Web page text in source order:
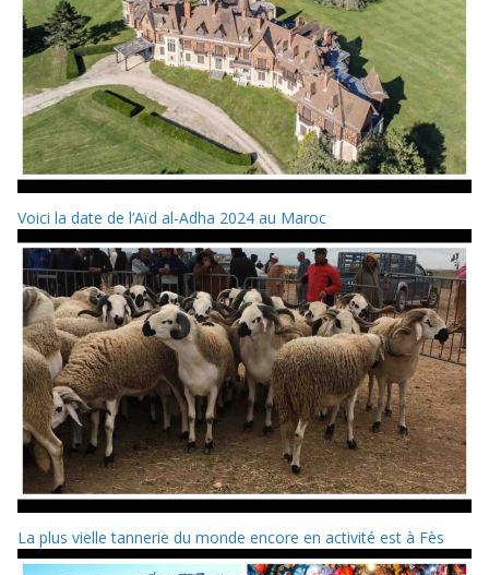
Voici la date de l’Aïd al-Adha 2024 au Maroc
La plus vielle tannerie du monde encore en activité est à Fès